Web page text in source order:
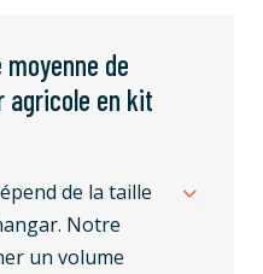
moyenne de
agricole en kit
de la taille
Notre
un volume